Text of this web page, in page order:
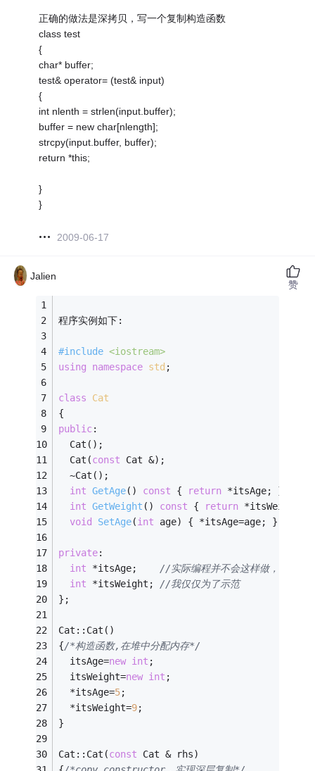
正确的做法是深拷贝，写一个复制构造函数
class test
{
char* buffer;
test& operator= (test& input)
{
int nlenth = strlen(input.buffer);
buffer = new char[nlength];
strcpy(input.buffer, buffer);
return *this;
}
}
2009-06-17
Jalien
程序实例如下:
#include <iostream>
using
namespace std ;
class
Cat
{
public:
  Cat();
  Cat(
const Cat &);
  ~Cat();
int GetAge() const { return *itsAge; }
int GetWeight () const { return
void
SetAge(int age) { *itsAge=age; }
private:
int *itsAge; //实际编程并不会这样做，
int *itsWeight; //我仅仅为了示范
};
Cat::Cat()
{/*构造函数,在堆中分配内存*/
  itsAge=
new int ;
  itsWeight=
new int ;
  *itsAge=
5;
  *itsWeight=
9;
}
Cat::Cat(const Cat & rhs)
赞